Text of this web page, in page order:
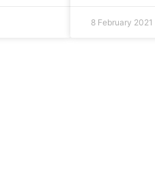
8 February 2021